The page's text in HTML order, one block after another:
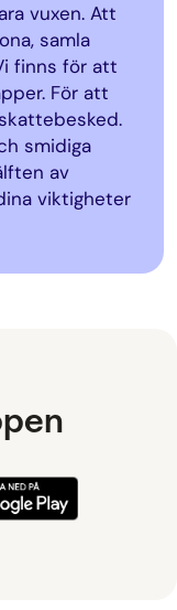
vuxen. Att
samla
finns för att
För att
smidiga
av
viktigheter